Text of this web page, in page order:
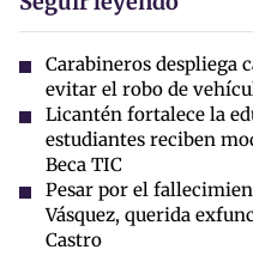
Carabineros despliega
evitar el robo de
Licantén fortalece la
estudiantes reciben
Beca TIC
Pesar por el
Vásquez, querida
Castro